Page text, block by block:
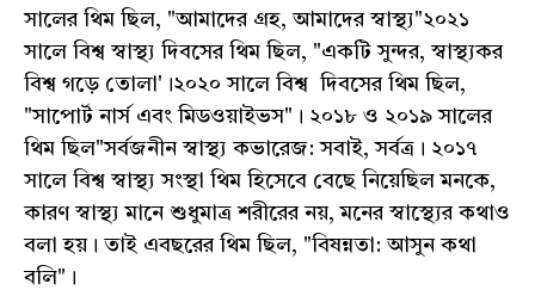
সালের থিম ছিল, "আমাদের গ্রহ, আমাদের স্বাস্থ্য"২০২১
সালে বিশ্ব স্বাস্থ্য দিবসের থিম ছিল, "একটি সুন্দর, স্বাস্থ্যকর
বিশ্ব গড়ে তোলা'।২০২০ সালে বিশ্ব দিবসের থিম ছিল,
"সাপোর্ট নার্স এবং মিডওয়াইভস"। ২০১৮ ও ২০১৯ সালের
থিম ছিল"সর্বজনীন স্বাস্থ্য কভারেজ: সবাই, সর্বত্র। ২০১৭
সালে বিশ্ব স্বাস্থ্য সংস্থা থিম হিসেবে বেছে নিয়েছিল মনকে,
কারণ স্বাস্থ্য মানে শুধুমাত্র শরীরের নয়, মনের স্বাস্থ্যের কথাও
বলা হয়। তাই এবছরের থিম ছিল, "বিষন্নতা: আসুন কথা
বলি"।